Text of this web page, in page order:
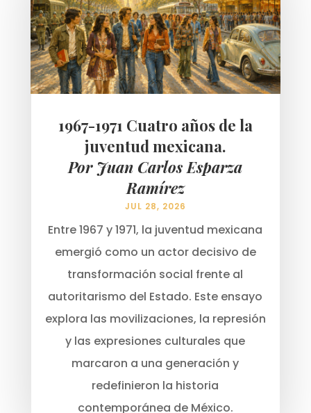
1967-1971 Cuatro años de la
juventud mexicana.
Por Juan Carlos Esparza
Ramírez
JUL 28, 2026
Entre 1967 y 1971, la juventud mexicana
emergió como un actor decisivo de
transformación social frente al
autoritarismo del Estado. Este ensayo
explora las movilizaciones, la represión
y las expresiones culturales que
marcaron a una generación y
redefinieron la historia
contemporánea de México.